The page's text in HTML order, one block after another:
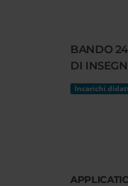
BANDO
DI
Incarichi